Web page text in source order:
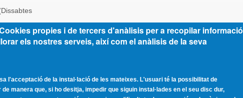
poden
de
propies i de tercers d'anàlisis per a recopilar informació
els nostres serveis, així com el anàlisis de la seva
l'acceptació de la instal·lació de les mateixes. L'usuari té la possibilitat de
manera que, si ho desitja, impedir que siguin instal·lades en el seu disc dur,